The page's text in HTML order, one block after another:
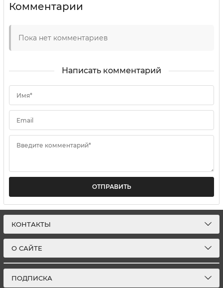
Комментарии
Пока нет комментариев
Написать комментарий
Имя*
Email
Введите комментарий*
ОТПРАВИТЬ
КОНТАКТЫ
О САЙТЕ
ПОДПИСКА